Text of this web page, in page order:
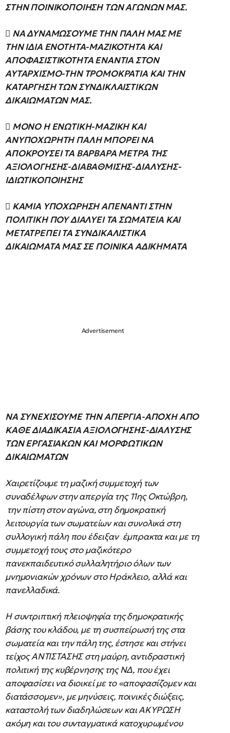
ΣΤΗΝ ΠΟΙΝΙΚΟΠΟΙΗΣΗ ΤΩΝ ΑΓΩΝΩΝ ΜΑΣ.
 ΝΑ ΔΥΝΑΜΩΣΟΥΜΕ ΤΗΝ ΠΑΛΗ ΜΑΣ ΜΕ
ΤΗΝ ΙΔΙΑ ΕΝΟΤΗΤΑ-ΜΑΖΙΚΟΤΗΤΑ ΚΑΙ
ΑΠΟΦΑΣΙΣΤΙΚΟΤΗΤΑ ΕΝΑΝΤΙΑ ΣΤΟΝ
ΑΥΤΑΡΧΙΣΜΟ-ΤΗΝ ΤΡΟΜΟΚΡΑΤΙΑ ΚΑΙ ΤΗΝ
ΚΑΤΑΡΓΗΣΗ ΤΩΝ ΣΥΝΔΙΚΛΑΙΣΤΙΚΩΝ
ΔΙΚΑΙΩΜΑΤΩΝ ΜΑΣ.
 ΜΟΝΟ Η ΕΝΩΤΙΚΗ-ΜΑΖΙΚΗ ΚΑΙ
ΑΝΥΠΟΧΩΡΗΤΗ ΠΑΛΗ ΜΠΟΡΕΙ ΝΑ
ΑΠΟΚΡΟΥΣΕΙ ΤΑ ΒΑΡΒΑΡΑ ΜΕΤΡΑ ΤΗΣ
ΑΞΙΟΛΟΓΗΣΗΣ-ΔΙΑΒΑΘΜΙΣΗΣ-ΔΙΑΛΥΣΗΣ-
ΙΔΙΩΤΙΚΟΠΟΙΗΣΗΣ
 ΚΑΜΙΑ ΥΠΟΧΩΡΗΣΗ ΑΠΕΝΑΝΤΙ ΣΤΗΝ
ΠΟΛΙΤΙΚΗ ΠΟΥ ΔΙΑΛΥΕΙ ΤΑ ΣΩΜΑΤΕΙΑ ΚΑΙ
ΜΕΤΑΤΡΕΠΕΙ ΤΑ ΣΥΝΔΙΚΑΛΙΣΤΙΚΑ
ΔΙΚΑΙΩΜΑΤΑ ΜΑΣ ΣΕ ΠΟΙΝΙΚΑ ΑΔΙΚΗΜΑΤΑ
ΝΑ ΣΥΝΕΧΙΣΟΥΜΕ ΤΗΝ ΑΠΕΡΓΙΑ-ΑΠΟΧΗ ΑΠΟ
ΚΑΘΕ ΔΙΑΔΙΚΑΣΙΑ ΑΞΙΟΛΟΓΗΣΗΣ-ΔΙΑΛΥΣΗΣ
ΤΩΝ ΕΡΓΑΣΙΑΚΩΝ ΚΑΙ ΜΟΡΦΩΤΙΚΩΝ
ΔΙΚΑΙΩΜΑΤΩΝ
Χαιρετίζουμε τη μαζική συμμετοχή των
συναδέλφων στην απεργία της 11ης Οκτώβρη,
την πίστη στον αγώνα, στη δημοκρατική
λειτουργία των σωματείων και συνολικά στη
συλλογική πάλη που έδειξαν έμπρακτα και με τη
συμμετοχή τους στο μαζικότερο
πανεκπαιδευτικό συλλαλητήριο όλων των
μνημονιακών χρόνων στο Ηράκλειο, αλλά και
πανελλαδικά.
Η συντριπτική πλειοψηφία της δημοκρατικής
βάσης του κλάδου, με τη συσπείρωσή της στα
σωματεία και την πάλη της, έστησε και στήνει
τείχος ΑΝΤΙΣΤΑΣΗΣ στη μαύρη, αντιδραστική
πολιτική της κυβέρνησης της ΝΔ, που έχει
αποφασίσει να διοικεί με το «αποφασίζομεν και
διατάσσομεν», με μηνύσεις, ποινικές διώξεις,
καταστολή των διαδηλώσεων και ΑΚΥΡΩΣΗ
ακόμη και του συνταγματικά κατοχυρωμένου